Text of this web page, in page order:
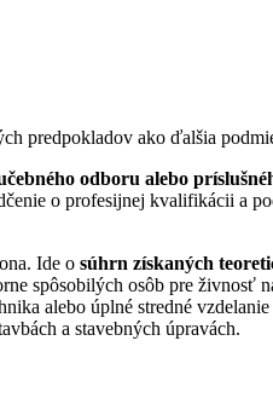
predpokladov ako ďalšia
odboru alebo
o profesijnej kvalifikácii a
Ide o súhrn získaných
spôsobilých osôb pre živnosť
alebo úplné stredné
a stavebných úpravách.